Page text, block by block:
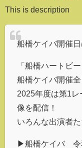
This is description
船橋ケイバ開催
「船橋ハートビ
船橋ケイバ開催全
2025年度は第1
像を配信！
いろんな出演者
▶船橋ケイバ 令